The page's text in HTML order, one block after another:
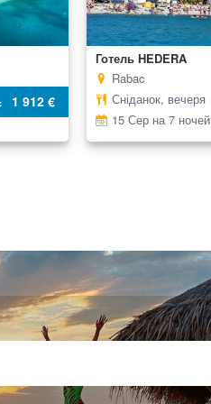
1 912 €
Готель HEDERA
Rabac
Сніданок, вечеря
15 Сер на 7 ночей